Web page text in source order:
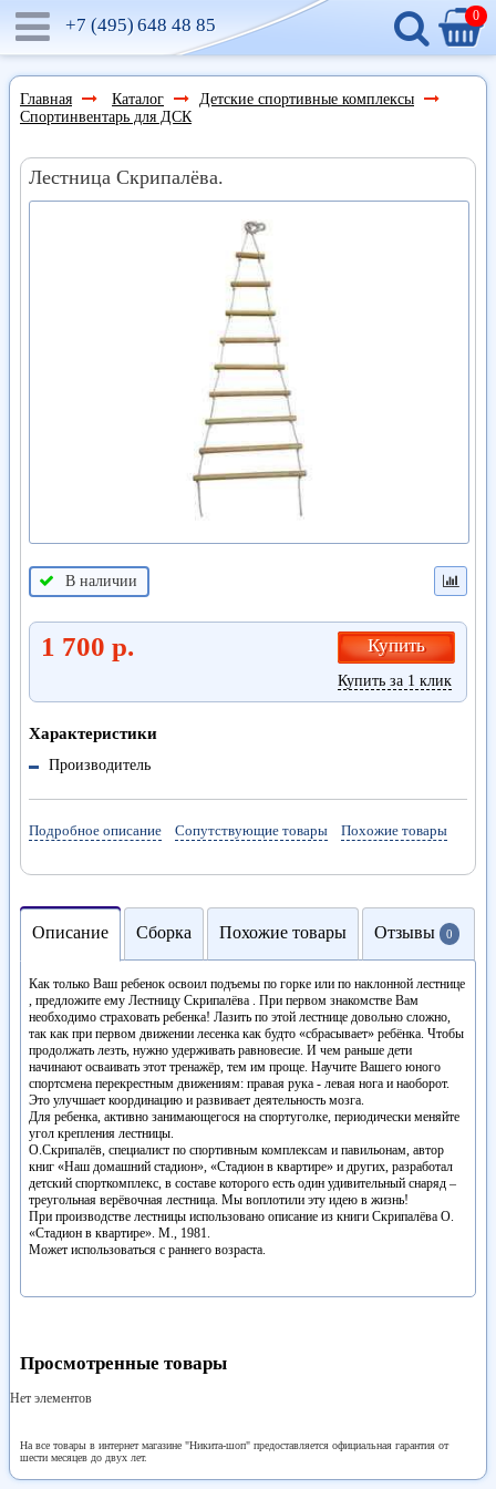
+7 (495)648 48 85 0
Главная Каталог
Детские спортивные комплексы
Спортинвентарь для ДСК
Лестница Скрипалёва.
В наличии
1 700 р. Купить
Купить за 1 клик
Характеристики
Производитель
Подробное описание Сопутствующие товары Похожие товары
Описание Сборка Похожие товары Отзывы 0
Как только Ваш ребенок освоил подъемы по горке или по наклонной лестнице
, предложите ему Лестницу Скрипалёва . При первом знакомстве Вам
необходимо страховать ребенка! Лазить по этой лестнице довольно сложно,
так как при первом движении лесенка как будто «сбрасывает» ребёнка. Чтобы
продолжать лезть, нужно удерживать равновесие. И чем раньше дети
начинают осваивать этот тренажёр, тем им проще. Научите Вашего юного
спортсмена перекрестным движениям: правая рука - левая нога и наоборот.
Это улучшает координацию и развивает деятельность мозга.
Для ребенка, активно занимающегося на спортуголке, периодически меняйте
угол крепления лестницы.
О.Скрипалёв, специалист по спортивным комплексам и павильонам, автор
книг «Наш домашний стадион», «Стадион в квартире» и других, разработал
детский спорткомплекс, в составе которого есть один удивительный снаряд –
треугольная верёвочная лестница. Мы воплотили эту идею в жизнь!
При производстве лестницы использовано описание из книги Скрипалёва О.
«Стадион в квартире». М., 1981.
Может использоваться с раннего возраста.
Просмотренные товары
Нет элементов
На все товары в интернет магазине "Никита-шоп" предоставляется официальная гарантия от
шести месяцев до двух лет.